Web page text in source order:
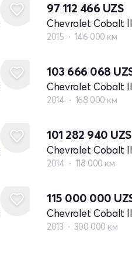
97 112 466 UZS
Chevrolet Cobalt
2015 146 000 км
103 666 068
Chevrolet Cobalt
2014 168 000 км
101 282 940 UZS
Chevrolet Cobalt
2014 118 000 км
115 000 000
Chevrolet Cobalt
2013 300 000 км